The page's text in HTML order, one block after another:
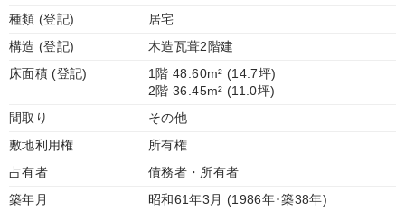
種類 (登記)
居宅
構造 (登記)
木造瓦葺2階建
床面積 (登記)
1階 48.60m² (14.7坪)
2階 36.45m² (11.0坪)
間取り
その他
敷地利用権
所有権
占有者
債務者・所有者
築年月
昭和61年3月 (1986年･築38年)